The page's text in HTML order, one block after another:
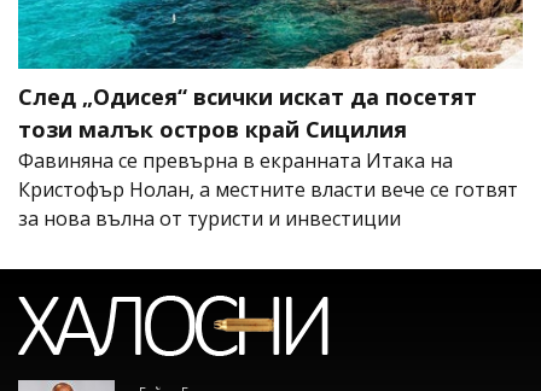
След „Одисея“ всички искат да посетят
този малък остров край Сицилия
Фавиняна се превърна в екранната Итака на
Кристофър Нолан, а местните власти вече се готвят
за нова вълна от туристи и инвестиции